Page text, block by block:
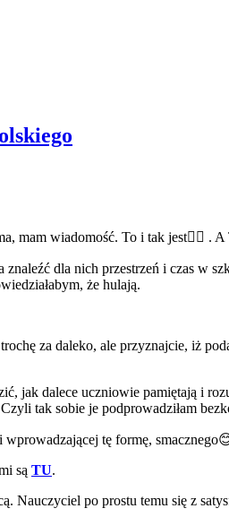
mam wiadomość. To i tak jest🙅‍♀️ .
dla nich przestrzeń i czas w
że hulają.
za daleko, ale przyznajcie, iż
jak dalece uczniowie pamiętają i
tak sobie je podprowadziłam
wprowadzającej tę formę,
są TU.
Nauczyciel po prostu temu się z